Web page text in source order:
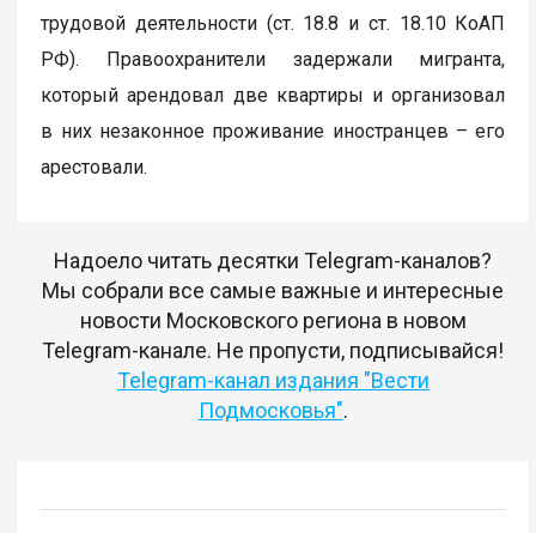
трудовой деятельности (ст. 18.8 и ст. 18.10 КоАП
РФ). Правоохранители задержали мигранта,
который арендовал две квартиры и организовал
в них незаконное проживание иностранцев – его
арестовали.
Надоело читать десятки Telegram-каналов?
Мы собрали все самые важные и интересные
новости Московского региона в новом
Telegram-канале. Не пропусти, подписывайся!
Telegram-канал издания "Вести
Подмосковья".